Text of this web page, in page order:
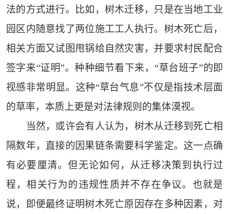
法的方式进行。比如，树木迁移，只是在当地工业
园区内随意找了两位施工工人执行。树木死亡后，
相关方面又试图甩锅给自然灾害，并要求村民配合
签字来“证明”。种种细节看下来，“草台班子”的即
视感非常明显。这种“草台气息”不仅是指技术层面
的草率，本质上更是对法律规则的集体漠视。
当然，或许会有人认为，树木从迁移到死亡相
隔数年，直接的因果链条需要科学鉴定。这一点确
有必要厘清。但无论如何，从迁移决策到执行过
程，相关行为的违规性质并不存在争议。也就是
说，即便最终证明树木死亡原因存在多种因素，对